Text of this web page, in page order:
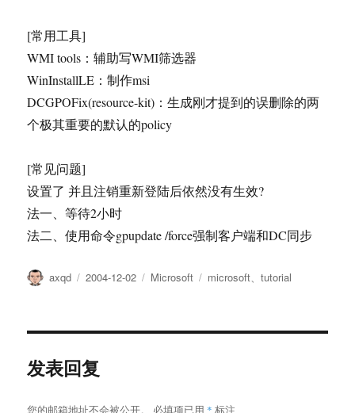
[常用工具]
WMI tools：辅助写WMI筛选器
WinInstallLE：制作msi
DCGPOFix(resource-kit)：生成刚才提到的误删除的两
个极其重要的默认的policy
[常见问题]
设置了 并且注销重新登陆后依然没有生效?
法一、等待2小时
法二、使用命令gpupdate /force强制客户端和DC同步
作
axqd
发
2004-12-02
分
Microsoft
标
microsoft、tutorial
发表回复
您的邮箱地址不会被公开。 必填项已用 * 标注